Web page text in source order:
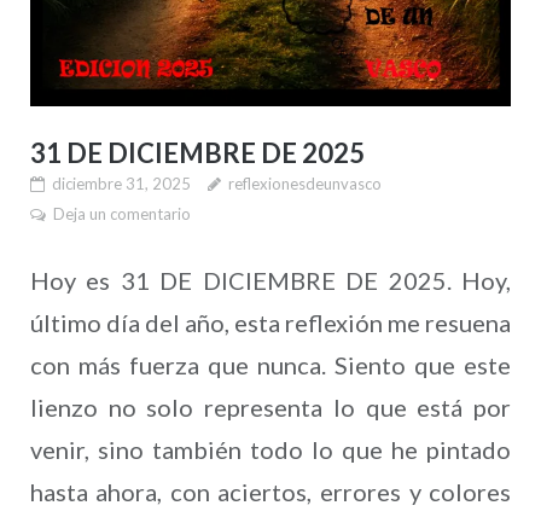
31 DE DICIEMBRE DE 2025
diciembre 31, 2025
reflexionesdeunvasco
Deja un comentario
Hoy es 31 DE DICIEMBRE DE 2025. Hoy,
último día del año, esta reflexión me resuena
con más fuerza que nunca. Siento que este
lienzo no solo representa lo que está por
venir, sino también todo lo que he pintado
hasta ahora, con aciertos, errores y colores